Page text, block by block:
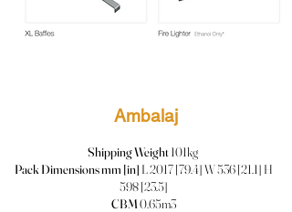
Ambalaj
Shipping Weight101kg
Pack Dimensions mm [in] L 2017 [79.4] W 536 [21.1] H
598 [23.5]
CBM0.65m3